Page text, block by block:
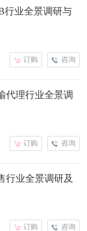
行业全景调研与
咨询
订购
代理行业全景调
咨询
订购
行业全景调研及
咨询
订购